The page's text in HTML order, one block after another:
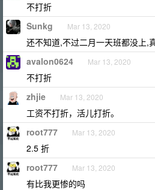
不打折
Sunkg Mar 13, 2020
还不知道,不过二月一天班都没上,
avalon0624 Mar 13, 2020
不打折
zhjie Mar 13, 2020
工资不打折，活儿打折。
root777 Mar 13, 2020
2.5 折
root777 Mar 13, 2020
有比我更惨的吗